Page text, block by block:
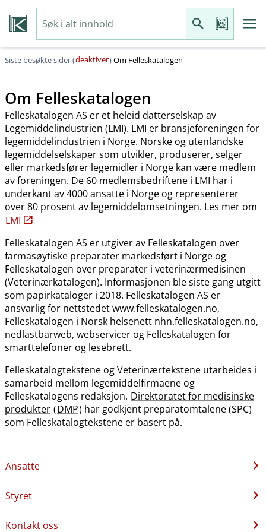
Siste besøkte sider (deaktiver)Om Felleskatalogen
Om Felleskatalogen
Felleskatalogen AS er et heleid datterselskap av
Legemiddelindustrien (LMI). LMI er bransjeforeningen for
legemiddelindustrien i Norge. Norske og utenlandske
legemiddelselskaper som utvikler, produserer, selger
eller markedsfører legemidler i Norge kan være medlem
av foreningen. De 60 medlemsbedriftene i LMI har i
underkant av 4000 ansatte i Norge og representerer
over 80 prosent av legemiddelomsetningen. Les mer om
LMI
Felleskatalogen AS er utgiver av Felleskatalogen over
farmasøytiske preparater markedsført i Norge og
Felleskatalogen over preparater i veterinærmedisinen
(Veterinærkatalogen). Informasjonen ble siste gang utgitt
som papirkataloger i 2018. Felleskatalogen AS er
ansvarlig for nettstedet www.felleskatalogen.no,
Felleskatalogen i Norsk helsenett nhn.felleskatalogen.no,
nedlastbarweb, webservicer og Felleskatalogen for
smarttelefoner og lesebrett.
Felleskatalogtekstene og Veterinærtekstene utarbeides i
samarbeid mellom legemiddelfirmaene og
Felleskatalogens redaksjon. Direktoratet for medisinske
produkter (DMP) har godkjent preparatomtalene (SPC)
som Felleskatalogtekstene er basert på.
Ansatte
Styret
Kontakt oss